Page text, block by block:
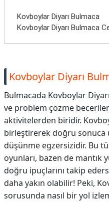
Kovboylar Diyarı Bulmaca
Kovboylar Diyarı Bulmaca
Kovboylar Diyarı
Bulmacada Kovboylar
ve problem çözme
aktivitelerden biridir.
birleştirerek doğru sonuca
düşünme egzersizidir. Bu
oyunları, bazen de mantık
doğru ipuçlarını takip
daha yakın olabilir! Peki,
sorusunda nasıl bir yol